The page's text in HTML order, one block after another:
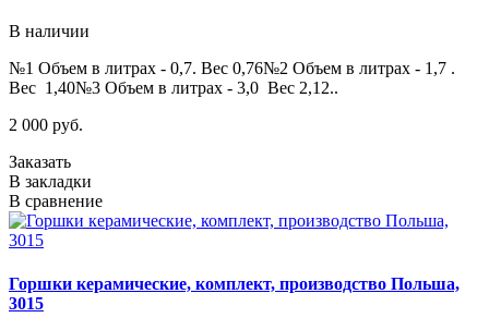
В наличии
№1 Объем в литрах - 0,7. Вес 0,76№2 Объем в литрах - 1,7 .
Вес 1,40№3 Объем в литрах - 3,0 Вес 2,12..
2 000 руб.
Заказать
В закладки
В сравнение
Горшки керамические, комплект, производство Польша,
3015